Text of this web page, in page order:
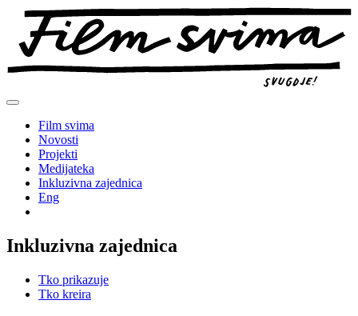
Preskoči
sadržaj
Film svima
Novosti
Projekti
Medijateka
Inkluzivna zajednica
Eng
Inkluzivna zajednica
Tko prikazuje
Tko kreira